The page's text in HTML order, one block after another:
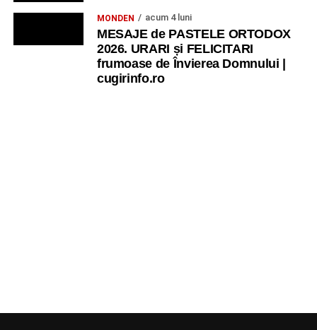
MONDEN acum 4 luni
MESAJE de PASTELE ORTODOX
2026. URARI și FELICITARI
frumoase de Învierea Domnului |
cugirinfo.ro